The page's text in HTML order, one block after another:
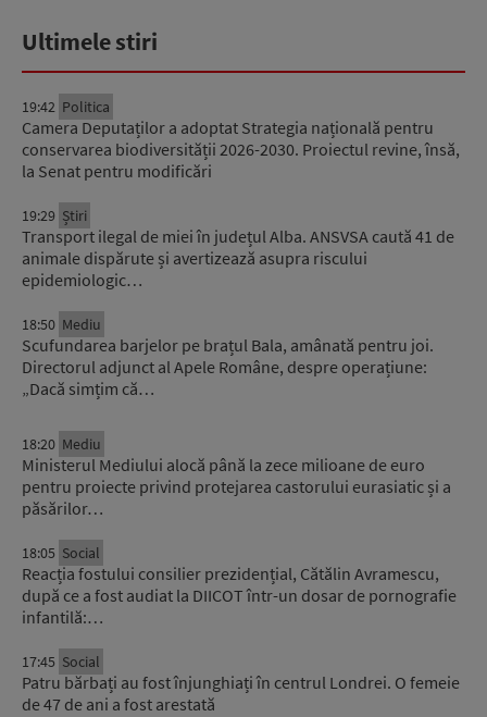
Ultimele stiri
19:42 Politica
Camera Deputaților a adoptat Strategia națională pentru
conservarea biodiversității 2026-2030. Proiectul revine, însă,
la Senat pentru modificări
19:29 Știri
Transport ilegal de miei în județul Alba. ANSVSA caută 41 de
animale dispărute și avertizează asupra riscului
epidemiologic…
18:50 Mediu
Scufundarea barjelor pe brațul Bala, amânată pentru joi.
Directorul adjunct al Apele Române, despre operațiune:
„Dacă simțim că…
18:20 Mediu
Ministerul Mediului alocă până la zece milioane de euro
pentru proiecte privind protejarea castorului eurasiatic și a
păsărilor…
18:05 Social
Reacția fostului consilier prezidențial, Cătălin Avramescu,
după ce a fost audiat la DIICOT într-un dosar de pornografie
infantilă:…
17:45 Social
Patru bărbați au fost înjunghiați în centrul Londrei. O femeie
de 47 de ani a fost arestată